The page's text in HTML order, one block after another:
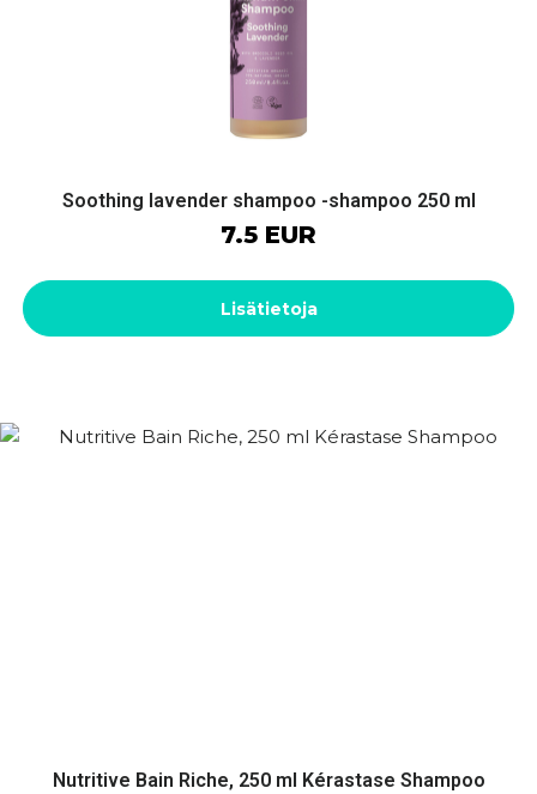
Soothing lavender shampoo -shampoo 250 ml
7.5 EUR
Lisätietoja
Nutritive Bain Riche, 250 ml Kérastase Shampoo